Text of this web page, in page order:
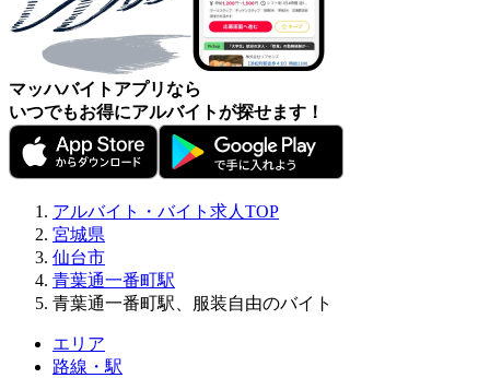
マッハバイトアプリなら
いつでもお得にアルバイトが探せます！
アルバイト・バイト求人TOP
宮城県
仙台市
青葉通一番町駅
青葉通一番町駅、服装自由のバイト
エリア
路線・駅